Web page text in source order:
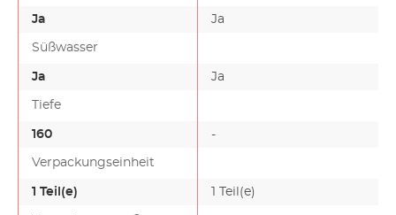
Ja Ja
Süßwasser
Ja Ja
Tiefe
160 -
Verpackungseinheit
1 Teil(e) 1 Teil(e)